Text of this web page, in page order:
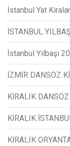
İstanbul Yat
İSTANBUL
İstanbul Yılbaşı
İZMİR DANSÖZ
KİRALIK DANSÖZ
KİRALIK
KİRALIK